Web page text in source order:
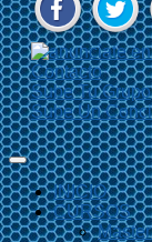
Contacto
Sube Tu Grupo
Sube Un
INICIO
CURSOS